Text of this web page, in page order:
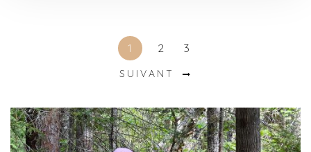
1 2 3
SUIVANT